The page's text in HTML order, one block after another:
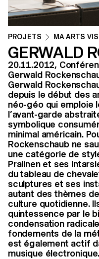
PROJETS MA ARTS
GERWALD
20.11.2012,
Gerwald
Gerwald
depuis le début des
néo-géo qui emploie
l’avant-garde
symbolique
minimal américain.
Rockenschaub ne
une catégorie de
Pralinen et ses
du tableau de
sculptures et ses
autant des thèmes
culture quotidienne.
quintessence par le
condensation
fondements de la
est également actif
musique électronique.